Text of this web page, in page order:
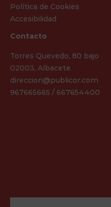
Política de Cookies
Accesibilidad
Contacto
Torres Quevedo, 80 bajo
02003, Albacete
direccion@publicor.com
967665665 / 667654400